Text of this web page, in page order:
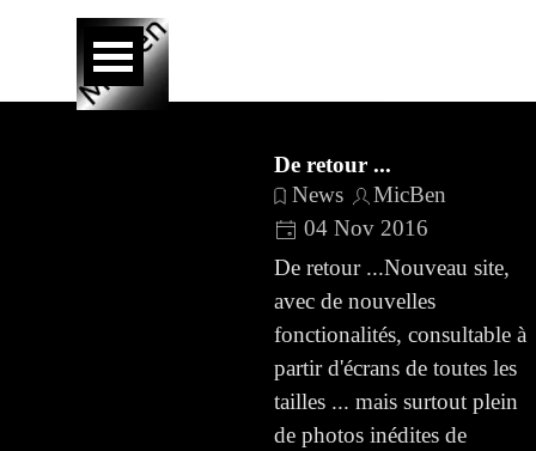
Sauter le menu
De retour ...
News
MicBen
04 Nov 2016
De retour ...Nouveau site,
avec de nouvelles
fonctionalités, consultable à
partir d'écrans de toutes les
tailles ... mais surtout plein
de photos inédites de